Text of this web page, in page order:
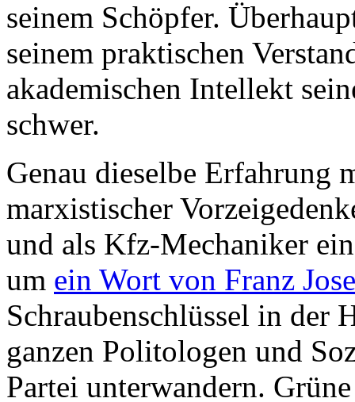
seinem Schöpfer.
seinem praktischen
akademischen Intellekt
schwer.
Genau dieselbe Erfahrung
marxistischer
und als Kfz-Mechaniker
um ein Wort von Franz
Schraubenschlüssel in der
ganzen Politologen und
Partei unterwandern.